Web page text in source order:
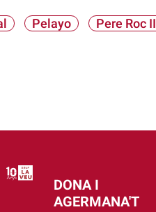
Pelayo Pere Roc II
DONA I
AGERMANA'T